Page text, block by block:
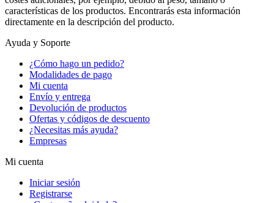
características de los productos. Encontrarás esta información
directamente en la descripción del producto.
Ayuda y Soporte
¿Cómo hago un pedido?
Modalidades de pago
Mi cuenta
Envío y entrega
Devolución de productos
Ofertas y códigos de descuento
¿Necesitas más ayuda?
Empresas
Mi cuenta
Iniciar sesión
Registrarse